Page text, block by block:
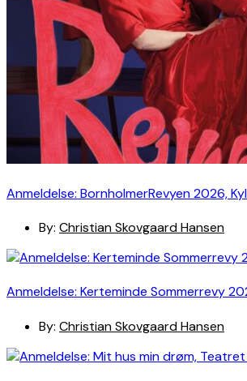
Anmeldelse: BornholmerRevyen 2026,
By: Christian Skovgaard Hansen
Anmeldelse: Kerteminde Sommerrevy
By: Christian Skovgaard Hansen